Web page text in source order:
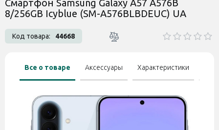
Смартфон Samsung Galaxy A57 A576B
8/256GB Icyblue (SM-A576BLBDEUC) UA
Код товара: 44668
Все о товаре Аксессуары Характеристики